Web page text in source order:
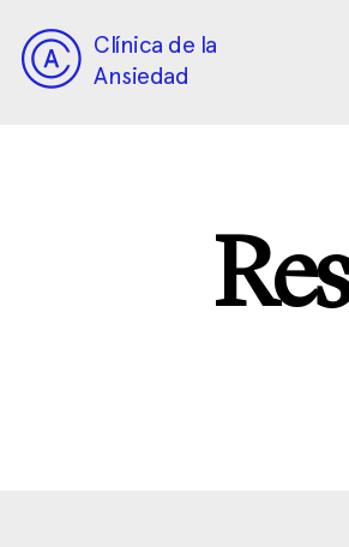
Clínica de la
Ansiedad